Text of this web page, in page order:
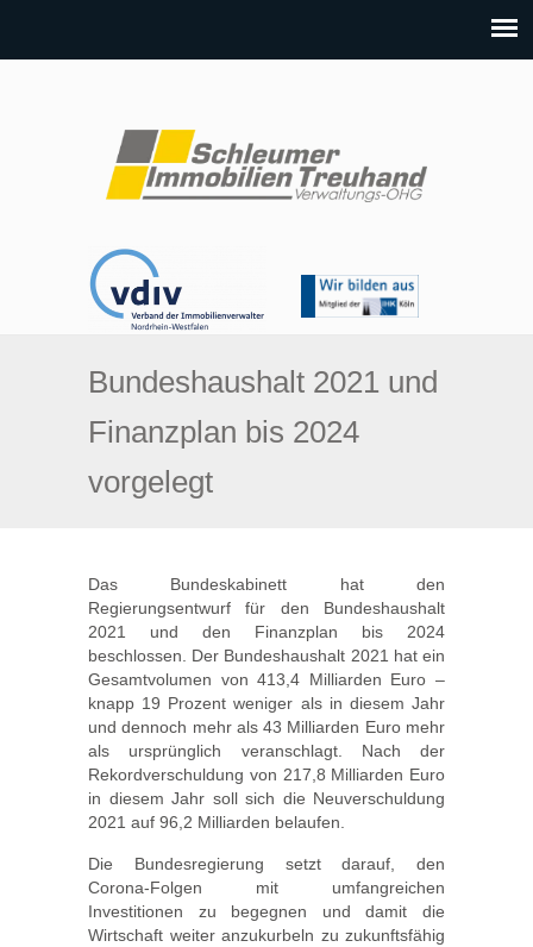
Bundeshaushalt 2021 und
Finanzplan bis 2024
vorgelegt
Das Bundeskabinett hat den
Regierungsentwurf für den Bundeshaushalt
2021 und den Finanzplan bis 2024
beschlossen. Der Bundeshaushalt 2021 hat ein
Gesamtvolumen von 413,4 Milliarden Euro –
knapp 19 Prozent weniger als in diesem Jahr
und dennoch mehr als 43 Milliarden Euro mehr
als ursprünglich veranschlagt. Nach der
Rekordverschuldung von 217,8 Milliarden Euro
in diesem Jahr soll sich die Neuverschuldung
2021 auf 96,2 Milliarden belaufen.
Die Bundesregierung setzt darauf, den
Corona-Folgen mit umfangreichen
Investitionen zu begegnen und damit die
Wirtschaft weiter anzukurbeln zu zukunftsfähig